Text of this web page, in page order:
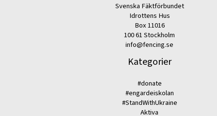
Svenska Fäktförbundet
Idrottens Hus
Box 11016
100 61 Stockholm
info@fencing.se
Kategorier
#donate
#engardeiskolan
#StandWithUkraine
Aktiva